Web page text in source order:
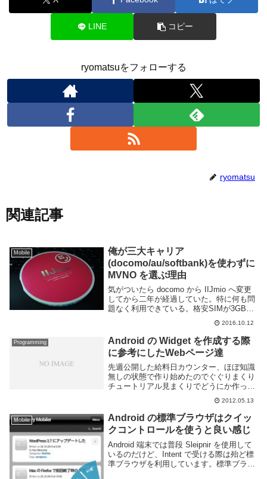
LINE コピー
ryomatsuをフォローする
ryomatsu
関連記事
Mobile
俺が三大キャリア
(docomo/au/softbank)を使わずに
MVNO を選ぶ理由
気がついたら docomo から IIJmio へ変更
してから二年が経過していた。特に何も問
題なく利用できている。格安SIMが3GB月
額900円から／IIJmioIIJmio のような
MVNO キャリアは「格安スマホ」などと
言われる事があ...
2016.10.12
Programming
Android の Widget を作成する際
に参考にしたWebページ達
先週公開した給料日カウンター、ほぼ知識
無しの状態で作り始めたのでぐぐりまくり
チュートリアル見まくりでどうにか作って
ました。なので Android の Widget を作る
際に参考にした Webページを羅列しま
す。ここを全部読めば Widge...
2012.05.13
Mobile
Android の標準ブラウザはクイッ
クコントロールを使うと良い感じ
Android 端末では普段 Sleipnir を使用して
いるのだけど、Intent で受ける際は殆ど標
準ブラウザを利用しています。標準ブラウ